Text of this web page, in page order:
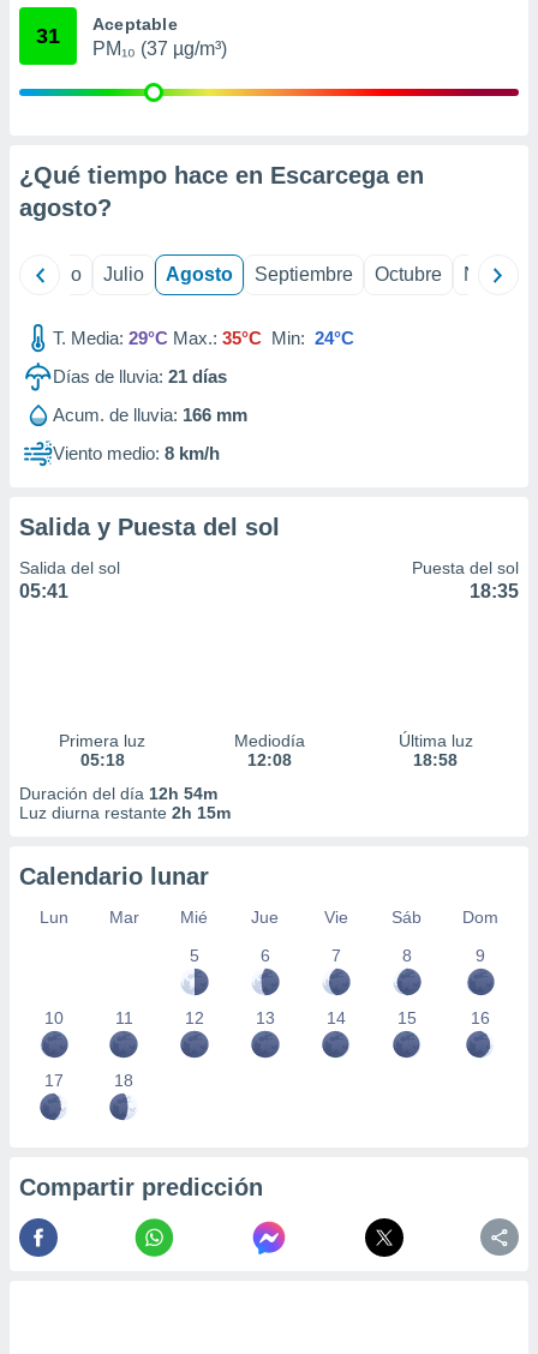
publicidad
1199
31 Aceptable
PM₁₀ (37 µg/m³)
¿Qué tiempo hace en Escarcega en
agosto?
Junio Julio Agosto Septiembre Octubre
T. Media: 29°C Max.: 35°C Min: 24°C
Días de lluvia: 21 días
Acum. de lluvia: 166 mm
Viento medio: 8 km/h
Salida y Puesta del sol
Salida del sol
05:41
Puesta del sol
18:35
Primera luz
05:18
Mediodía
12:08
Última luz
18:58
Duración del día 12h 54m
Luz diurna restante 2h 15m
Calendario lunar
Lun Mar Mié Jue Vie Sáb
Dom
5
6 7 8 9
10 11 12 13 14 15 16
17 18
Compartir predicción